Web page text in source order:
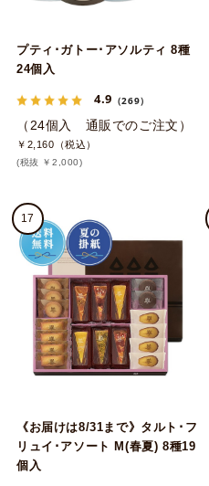
プティ･ガトー･アソルティ 8種
24個入
4.9 （269）
（24個入 通販でのご注文）
￥2,160（税込）
(税抜 ￥2,000)
17
《お届けは8/31まで》タルト･フ
リュイ･アソート M(春夏) 8種19
個入